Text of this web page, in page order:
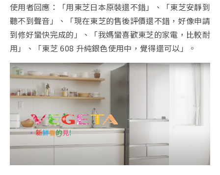
使用者回應：「用東芝日本原裝還不錯」、「東芝安靜到
聽不到聲音」、「現在東芝的售後評價還不錯，好像申請
到修好蠻快完成的」、「我媽蠻喜歡東芝的家電，比較耐
用」、「東芝 608 升純銀色使用中，覺得還可以」。